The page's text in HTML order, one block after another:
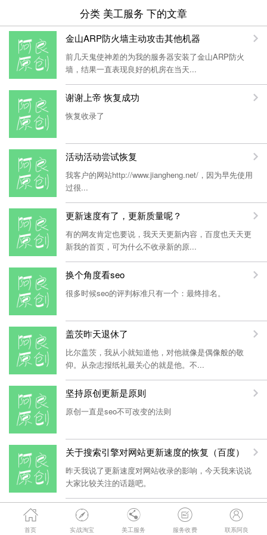
分类 美工服务 下的文章

首页

实战淘宝

美工服务

服务收费

联系阿良
金山ARP防火墙主动攻击其他机器
前几天鬼使神差的为我的服务器安装了金山ARP防火
墙，结果一直表现良好的机房在当天...
谢谢上帝 恢复成功
恢复收录了
活动活动尝试恢复
我客户的网站http://www.jiangheng.net/，因为早先使用
过很...
更新速度有了，更新质量呢？
有的网友肯定也要说，我天天更新内容，百度也天天更
新我的首页，可为什么不收录新的原...
换个角度看seo
很多时候seo的评判标准只有一个：最终排名。
盖茨昨天退休了
比尔盖茨，我从小就知道他，对他就像是偶像般的敬
仰。从杂志报纸礼最关心的就是他。不...
坚持原创更新是原则
原创一直是seo不可改变的法则
关于搜索引擎对网站更新速度的恢复（百度）
昨天我说了更新速度对网站收录的影响，今天我来说说
大家比较关注的话题吧。
一个好的更新速度对seo的影响
更新速度对seo的影响是不容忽视的，很多人的网站隔一